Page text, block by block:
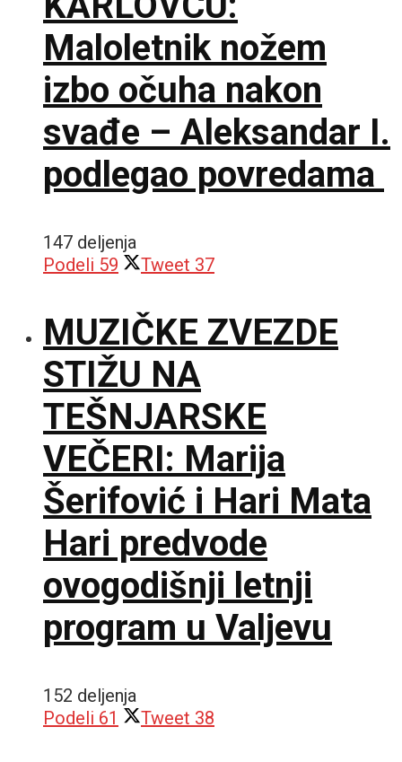
Maloletnik nožem
izbo očuha nakon
svađe – Aleksandar I.
podlegao povredama
147 deljenja
Podeli 59 Tweet 37
MUZIČKE ZVEZDE
STIŽU NA
TEŠNJARSKE
VEČERI: Marija
Šerifović i Hari Mata
Hari predvode
ovogodišnji letnji
program u Valjevu
152 deljenja
Podeli 61 Tweet 38